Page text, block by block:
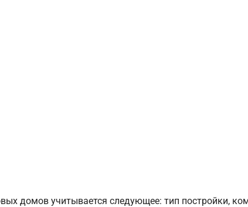
домов учитывается следующее: тип постройки,